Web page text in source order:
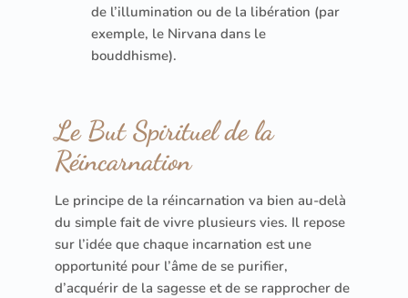
de l’illumination ou de la libération (par
exemple, le Nirvana dans le
bouddhisme).
Le But Spirituel de la
Réincarnation
Le principe de la réincarnation va bien au-delà
du simple fait de vivre plusieurs vies. Il repose
sur l’idée que chaque incarnation est une
opportunité pour l’âme de se purifier,
d’acquérir de la sagesse et de se rapprocher de